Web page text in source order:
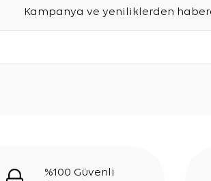
Kampanya ve yeniliklerden
%100 Güvenli